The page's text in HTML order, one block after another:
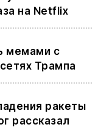
на Netflix
мемами с
Трампа
ракеты
рассказал